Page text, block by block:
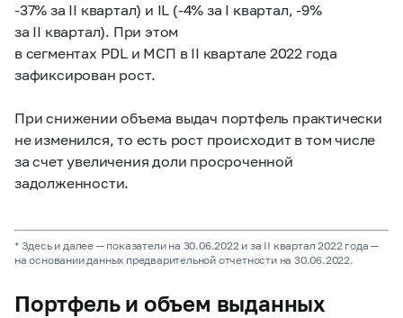
-37% за II квартал) и IL (-4% за I квартал, -9%
за II квартал). При этом
в сегментах PDL и МСП в II квартале 2022 года
зафиксирован рост.
При снижении объема выдач портфель практически
не изменился, то есть рост происходит в том числе
за счет увеличения доли просроченной
задолженности.
* Здесь и далее — показатели на 30.06.2022 и за II квартал 2022 года —
на основании данных предварительной отчетности на 30.06.2022.
Портфель и объем выданных